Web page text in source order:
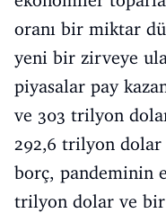
oranı bir miktar
yeni bir zirveye
piyasalar pay
ve 303 trilyon
292,6 trilyon dolar
borç, pandeminin
trilyon dolar ve bir